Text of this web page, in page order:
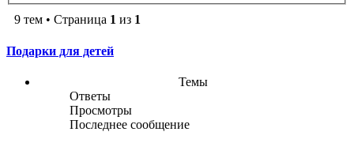
9 тем • Страница 1 из 1
Подарки для детей
Темы
Ответы
Просмотры
Последнее сообщение